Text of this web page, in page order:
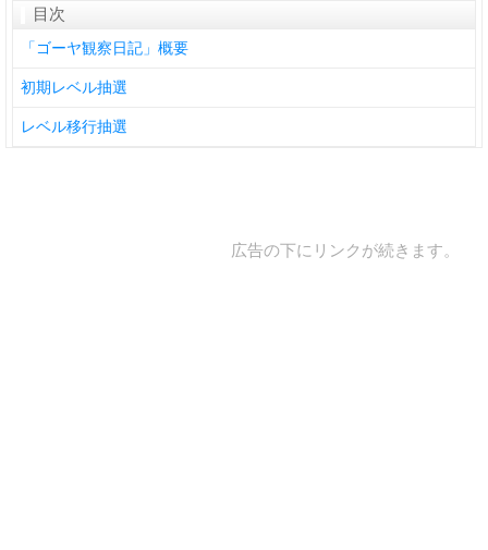
目次
「ゴーヤ観察日記」概要
初期レベル抽選
レベル移行抽選
広告の下にリンクが続きます。